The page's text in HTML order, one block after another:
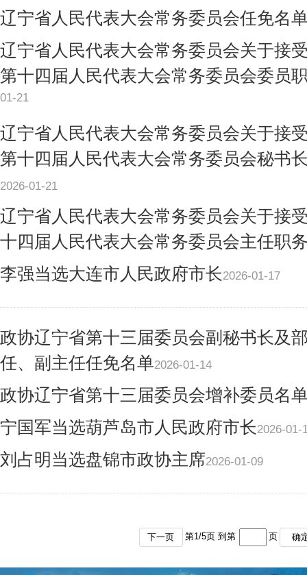
辽宁省人民代表大会常务委员会任免名
辽宁省人民代表大会常务委员会关于接
第十四届人民代表大会常务委员会委员
01-21
辽宁省人民代表大会常务委员会关于接
第十四届人民代表大会常务委员会秘书
2026-01-21
辽宁省人民代表大会常务委员会关于接
十四届人民代表大会常务委员会主任职
李强当选大连市人民政府市长2026-01-17
政协辽宁省第十三届委员会副秘书长及
任、副主任任免名单2026-01-14
政协辽宁省第十三届委员会增补委员名
宁国军当选葫芦岛市人民政府市长2026-01-
刘占明当选盘锦市政协主席2026-01-09
下一页 第1/5页 到第 页 确